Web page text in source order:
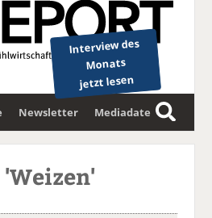
Interview des
Monats
jetzt lesen
Newsletter Mediadaten
S
u